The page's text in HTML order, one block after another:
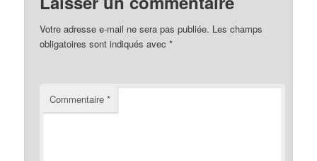
Votre adresse e-mail ne sera pas publiée. Les champs
obligatoires sont indiqués avec*
Commentaire*